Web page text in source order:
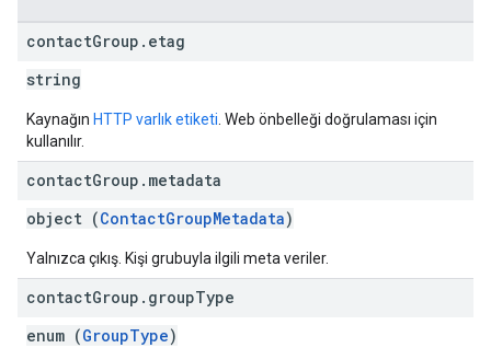
contactGroup . etag
string
Kaynağın HTTP varlık etiketi . Web önbelleği doğrulaması için
kullanılır.
contactGroup . metadata
object (ContactGroupMetadata)
Yalnızca çıkış. Kişi grubuyla ilgili meta veriler.
contactGroup . groupType
enum (GroupType)